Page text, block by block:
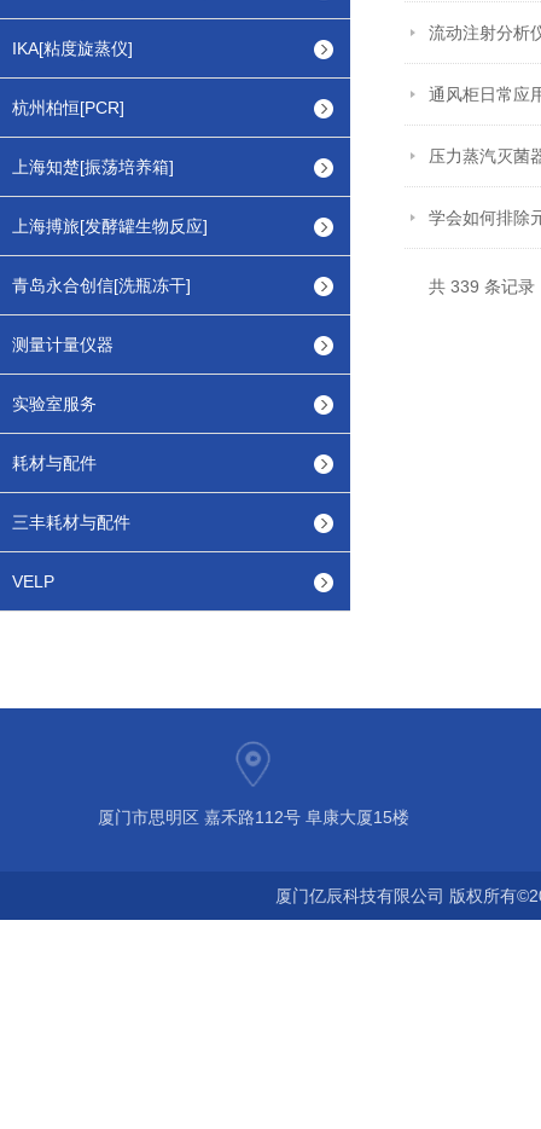
IKA[粘度旋蒸仪]
杭州柏恒[PCR]
上海知楚[振荡培养箱]
上海搏旅[发酵罐生物反应]
青岛永合创信[洗瓶冻干]
测量计量仪器
实验室服务
耗材与配件
三丰耗材与配件
VELP
流动注射分析
通风柜日常应
压力蒸汽灭菌
学会如何排除
共 339 条记
厦门市思明区 嘉禾路112号 阜康大厦15楼
厦门亿辰科技有限公司 版权所有